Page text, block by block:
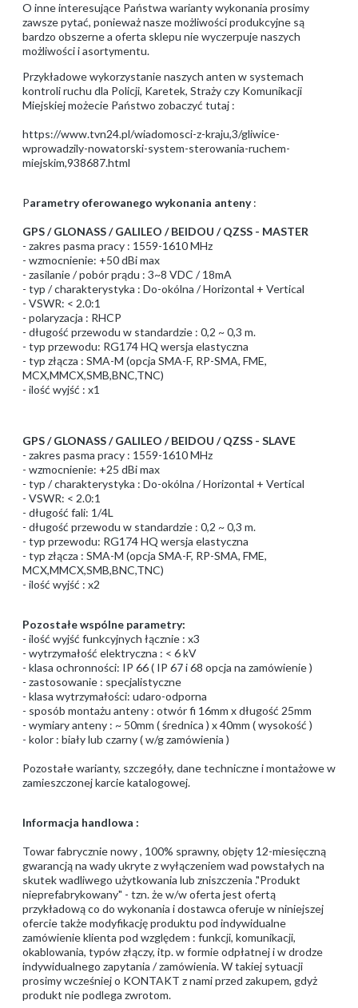
O inne interesujące Państwa warianty wykonania prosimy
zawsze pytać, ponieważ nasze możliwości produkcyjne są
bardzo obszerne a oferta sklepu nie wyczerpuje naszych
możliwości i asortymentu.
Przykładowe wykorzystanie naszych anten w systemach
kontroli ruchu dla Policji, Karetek, Straży czy Komunikacji
Miejskiej możecie Państwo zobaczyć tutaj :
https://www.tvn24.pl/wiadomosci-z-kraju,3/gliwice-
wprowadzily-nowatorski-system-sterowania-ruchem-
miejskim,938687.html
Parametry oferowanego wykonania anteny:
GPS / GLONASS / GALILEO / BEIDOU / QZSS - MASTER
- zakres pasma pracy : 1559-1610 MHz
- wzmocnienie: +50 dBi max
- zasilanie / pobór prądu : 3~8 VDC / 18mA
- typ / charakterystyka : Do-okólna / Horizontal + Vertical
- VSWR: < 2.0:1
- polaryzacja : RHCP
- długość przewodu w standardzie : 0,2 ~ 0,3 m.
- typ przewodu: RG174 HQ wersja elastyczna
- typ złącza : SMA-M (opcja SMA-F, RP-SMA, FME,
MCX,MMCX,SMB,BNC,TNC)
- ilość wyjść : x1
GPS / GLONASS / GALILEO / BEIDOU / QZSS - SLAVE
- zakres pasma pracy : 1559-1610 MHz
- wzmocnienie: +25 dBi max
- typ / charakterystyka : Do-okólna / Horizontal + Vertical
- VSWR: < 2.0:1
- długość fali: 1/4L
- długość przewodu w standardzie : 0,2 ~ 0,3 m.
- typ przewodu: RG174 HQ wersja elastyczna
- typ złącza : SMA-M (opcja SMA-F, RP-SMA, FME,
MCX,MMCX,SMB,BNC,TNC)
- ilość wyjść : x2
Pozostałe wspólne parametry:
- ilość wyjść funkcyjnych łącznie : x3
- wytrzymałość elektryczna : < 6 kV
- klasa ochronności: IP 66 ( IP 67 i 68 opcja na zamówienie )
- zastosowanie : specjalistyczne
- klasa wytrzymałości: udaro-odporna
- sposób montażu anteny : otwór fi 16mm x długość 25mm
- wymiary anteny : ~ 50mm ( średnica ) x 40mm ( wysokość )
- kolor : biały lub czarny ( w/g zamówienia )
Pozostałe warianty, szczegóły, dane techniczne i montażowe w
zamieszczonej karcie katalogowej.
Informacja handlowa :
Towar fabrycznie nowy , 100% sprawny, objęty 12-miesięczną
gwarancją na wady ukryte z wyłączeniem wad powstałych na
skutek wadliwego użytkowania lub zniszczenia ."Produkt
nieprefabrykowany" - tzn. że w/w oferta jest ofertą
przykładową co do wykonania i dostawca oferuje w niniejszej
ofercie także modyfikację produktu pod indywidualne
zamówienie klienta pod względem : funkcji, komunikacji,
okablowania, typów złączy, itp. w formie odpłatnej i w drodze
indywidualnego zapytania / zamówienia. W takiej sytuacji
prosimy wcześniej o KONTAKT z nami przed zakupem, gdyż
produkt nie podlega zwrotom.